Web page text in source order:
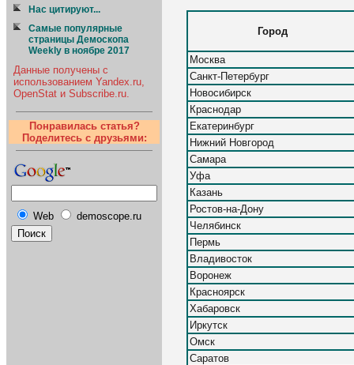
Нас цитируют...
Самые популярные
страницы Демоскопа
Weekly в ноябре 2017
Данные получены с
использованием Yandex.ru,
OpenStat и Subscribe.ru.
Понравилась статья?
Поделитесь с друзьями:
Web demoscope.ru
Город
Москва
Санкт-Петербург
Новосибирск
Краснодар
Екатеринбург
Нижний Новгород
Самара
Уфа
Казань
Ростов-на-Дону
Челябинск
Пермь
Владивосток
Воронеж
Красноярск
Хабаровск
Иркутск
Омск
Саратов